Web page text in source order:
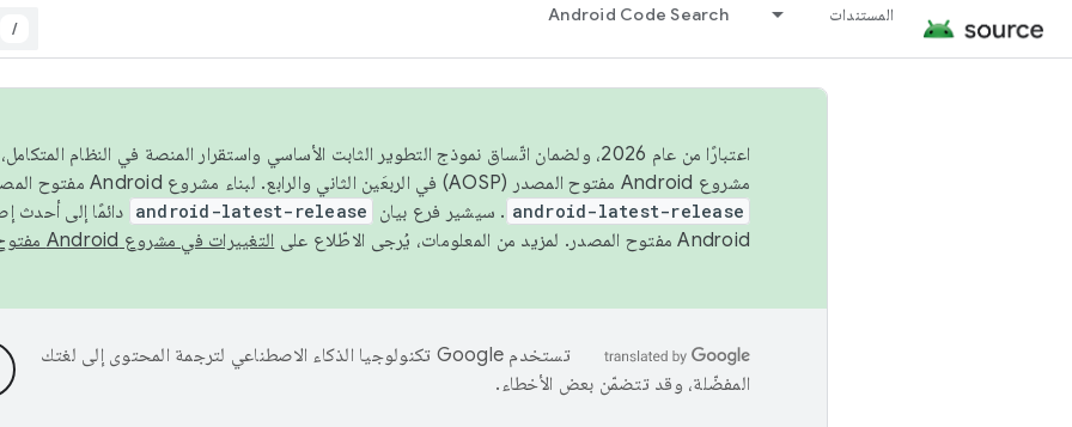
المستندات Android Code Search
/
اعتبارًا من عام 2026، ولضمان اتّساق نموذج التطوير الثابت الأساسي واستقرار المنصة في النظام
مشروع Android مفتوح المصدر (AOSP) في الربعَين الثاني والرابع. لبناء مشروع Android مفتوح المصدر والمساهمة فيه، استخدِم
android-latest-release . سيشير فرع بيان android-latest-release دائمًا إلى أحدث
Android مفتوح المصدر. لمزيد من المعلومات، يُرجى الاطّلاع على
التغييرات في مشروع Android مفتوح المصدر
تستخدم Google تكنولوجيا الذكاء الاصطناعي لترجمة المحتوى إلى لغتك
المفضّلة، وقد تتضمّن بعض الأخطاء.